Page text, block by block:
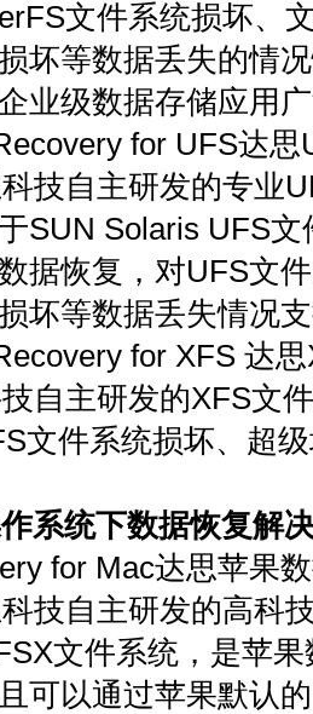
文件系统损坏、
坏等数据丢失的情
业级数据存储应用
for UFS达思
自主研发的专业
SUN Solaris UFS
据恢复，对UFS文
坏等数据丢失情况
for XFS 达思
主研发的XFS文件
文件系统损坏、超
系统下数据恢复解
for Mac达思苹果数
自主研发的高科技
文件系统，是苹
可以通过苹果默认